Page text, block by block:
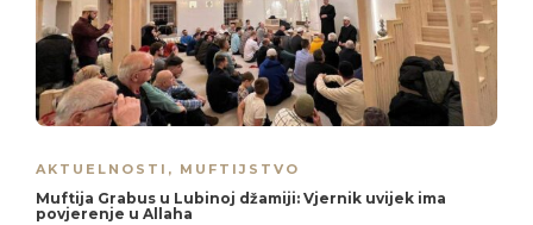
AKTUELNOSTI , MUFTIJSTVO
Muftija Grabus u Lubinoj džamiji: Vjernik uvijek ima
povjerenje u Allaha